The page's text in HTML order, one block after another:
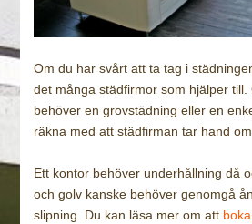
Om du har svårt att ta tag i
det många städfirmor som hjälper till.
behöver en grovstädning eller en
räkna med att städfirman tar hand om
Ett kontor behöver underhållning då
och golv kanske behöver genomgå
slipning. Du kan läsa mer om att